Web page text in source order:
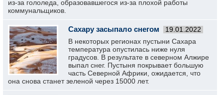
из-за гололеда, образовавшегося из-за плохой работы
коммунальщиков.
Сахару засыпало снегом 19.01.2022
В некоторых регионах пустыни Сахара
температура опустилась ниже нуля
градусов. В результате в северном Алжире
выпал снег. Пустыня покрывает большую
часть Северной Африки, ожидается, что
она снова станет зеленой через 15000 лет.